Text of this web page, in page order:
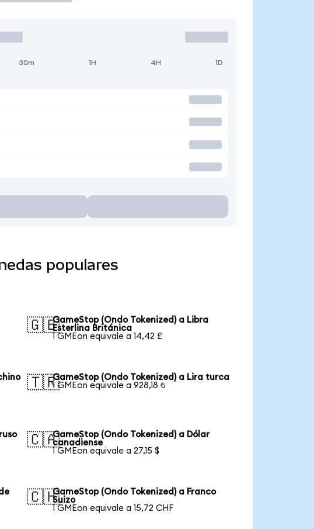
30m 1H 4H 1D
populares
🇬🇧GameStop (Ondo Tokenized) a Libra
Esterlina Británica
1 GMEon equivale a 14,42 £
🇹🇷GameStop (Ondo Tokenized) a Lira turca
1 GMEon equivale a 928,18 ₺
🇨🇦GameStop (Ondo Tokenized) a Dólar
canadiense
1 GMEon equivale a 27,15 $
🇨🇭GameStop (Ondo Tokenized) a Franco
Suizo
1 GMEon equivale a 15,72 CHF